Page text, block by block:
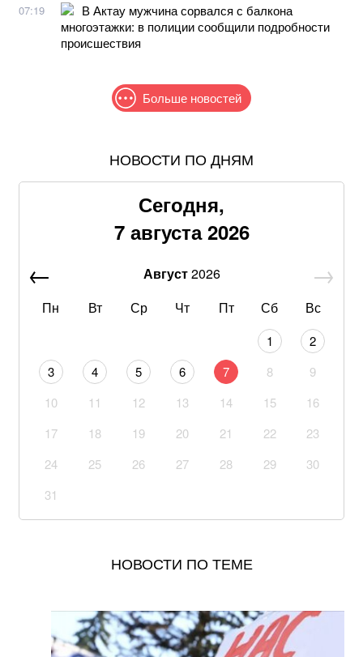
07:19
В Актау мужчина сорвался с балкона
многоэтажки: в полиции сообщили подробности
происшествия
Больше новостей
Жителям шести областей окажут новую денежную
Продать квартиру станет сложнее: для украинцев
введут новые проверки
Самый полезный десерт для сердца, который легко
Не кладите огурцы в банке как попало: одна ошибка
После атаки на турецкое судно в Черном море
Анкара обратилась к Украине и России
Несмотря на опасность: Одесса стала одним из
самых популярных городов для поступления в 2026
Американская модель Алекса Коллинз порадовала
В Офисе президента рассказали, рассматривают ли
САП просит назначить Стефанишиной залог в
НОВОСТИ ПО ДНЯМ
Сегодня,
7 августа 2026
Август2026
Пн
Вт Ср Чт Пт Сб Вс
1
2
3
4 5 6 7 8
9
10
11 12 13 14 15
16
17
18 19 20 21 22
23
24
25 26 27 28 29
30
31
НОВОСТИ ПО ТЕМЕ